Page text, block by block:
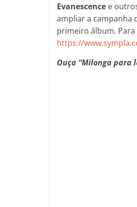
Evanescence e
ampliar a campanha
primeiro álbum.
https://
Ouça “Milonga para